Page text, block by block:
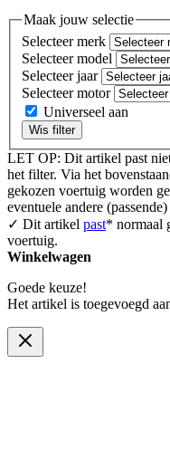
Maak jouw selectie
Selecteer merk
Selecteer model
Selecteer jaar
Selecteer motor
Universeel aan
Wis filter
LET OP: Dit artikel past
het filter. Via het
gekozen voertuig worden
eventuele andere
✓ Dit artikel past* normaal
voertuig.
Winkelwagen
Goede keuze!
Het artikel is toegevoegd